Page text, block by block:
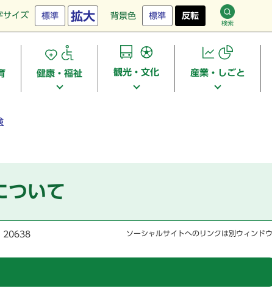
サイズ 標準 拡大 背景色 標準 反転
検索
健康・福祉 観光・文化 産業・しごと
ついて
20638 ソーシャルサイトへのリンクは別ウィンド